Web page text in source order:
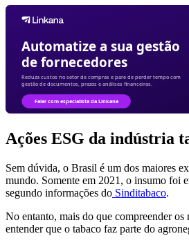
Ações ESG da indústria
Sem dúvida, o Brasil é um dos maiores
mundo. Somente em 2021, o insumo foi
segundo informações do Sinditabaco.
No entanto, mais do que compreender os
entender que o tabaco faz parte do